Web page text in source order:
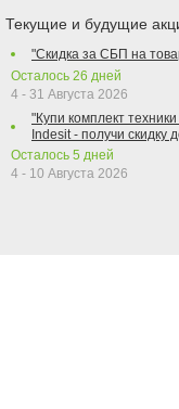
Текущие и будущие
"Скидка за СБП на
Осталось 26 дней
4 - 31 Августа 2026
"Купи комплект
Indesit - получи скидку
Осталось 5 дней
4 - 10 Августа 2026